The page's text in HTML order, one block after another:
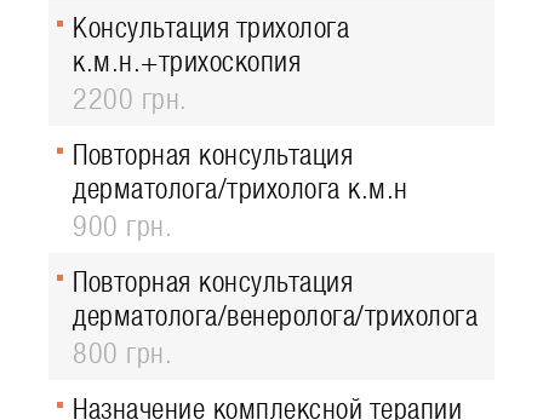
Консультация трихолога
к.м.н.+трихоскопия
2200 грн.
Повторная консультация
дерматолога/трихолога к.м.н
900 грн.
Повторная консультация
дерматолога/венеролога/трихолога
800 грн.
Назначение комплексной терапии